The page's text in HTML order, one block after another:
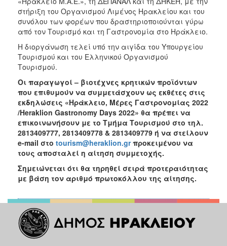
στήριξη του Οργανισμού Λιμένος Ηρακλείου και του
συνόλου των φορέων που δραστηριοποιούνται γύρω
από τον Τουρισμό και τη Γαστρονομία στο Ηράκλειο.
Η διοργάνωση τελεί υπό την αιγίδα του Υπουργείου
Τουρισμού και του Ελληνικού Οργανισμού
Τουρισμού.
Οι παραγωγοί – βιοτέχνες κρητικών προϊόντων
που επιθυμούν να συμμετάσχουν ως εκθέτες στις
εκδηλώσεις «Ηράκλειο, Μέρες Γαστρονομίας 2022
/Heraklion Gastronomy Days 2022» θα πρέπει να
επικοινωνήσουν με το Τμήμα Τουρισμού στο τηλ.
2813409777, 2813409778 & 2813409779 ή να στείλουν
e-mail στο tourism@heraklion.grπροκειμένου να
τους αποσταλεί η αίτηση συμμετοχής.
Σημειώνεται ότι θα τηρηθεί σειρά προτεραιότητας
με βάση τον αριθμό πρωτοκόλλου της αίτησης.